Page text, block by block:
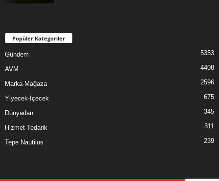
Popüler Kategoriler
Gündem 5353
AVM 4408
Marka-Mağaza 2596
Yiyecek-İçecek 675
Dünyadan 345
Hizmet-Tedarik 311
Tepe Nautilus 239